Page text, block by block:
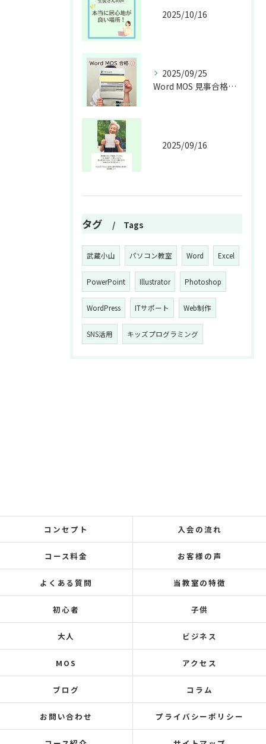
2025/10/16
2025/09/25
Word MOS 見事合格💮🎉
2025/09/16
タグ Tags
武蔵小山 パソコン教室 Word Excel
PowerPoint Illustrator Photoshop
WordPress ITサポート Web制作
SNS活用 キッズプログラミング
コンセプト 入会の流れ
コース料金 お客様の声
よくある質問 当教室の特徴
初心者 子供
大人 ビジネス
MOS アクセス
ブログ コラム
お問い合わせ プライバシーポリシー